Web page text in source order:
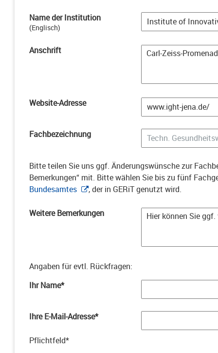
Name der Institution
(Englisch)
Anschrift
Website-Adresse
Fachbezeichnung
Bitte teilen Sie uns ggf. Änderungswünsche zur
Bemerkungen“ mit. Bitte wählen Sie bis zu fünf
Bundesamtes
, der in GERiT genutzt wird.
Weitere Bemerkungen
Angaben für evtl. Rückfragen:
Ihr Name*
Ihre E-Mail-Adresse*
Pflichtfeld*